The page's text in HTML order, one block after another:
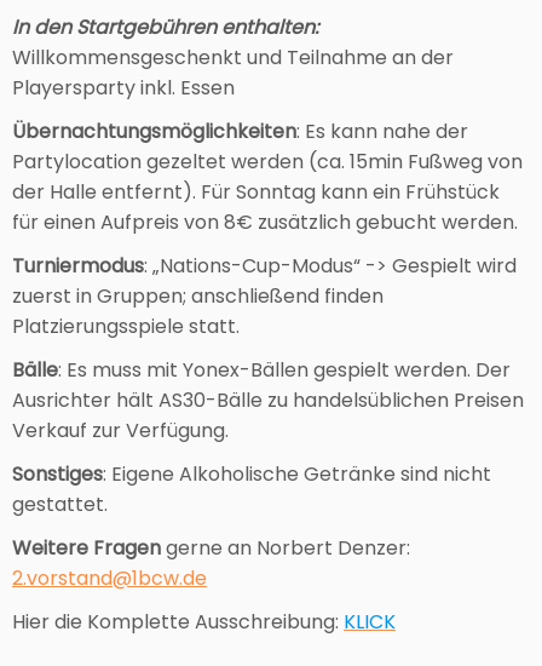
In den Startgebühren enthalten:
Willkommensgeschenkt und Teilnahme an der
Playersparty inkl. Essen
Übernachtungsmöglichkeiten: Es kann nahe der
Partylocation gezeltet werden (ca. 15min Fußweg von
der Halle entfernt). Für Sonntag kann ein Frühstück
für einen Aufpreis von 8€ zusätzlich gebucht werden.
Turniermodus: „Nations-Cup-Modus“ -> Gespielt wird
zuerst in Gruppen; anschließend finden
Platzierungsspiele statt.
Bälle: Es muss mit Yonex-Bällen gespielt werden. Der
Ausrichter hält AS30-Bälle zu handelsüblichen Preisen
Verkauf zur Verfügung.
Sonstiges: Eigene Alkoholische Getränke sind nicht
gestattet.
Weitere Fragengerne an Norbert Denzer:
2.vorstand@1bcw.de
Hier die Komplette Ausschreibung: KLICK